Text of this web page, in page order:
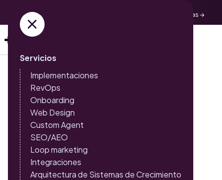
Adquiere ya tus entradas →
Servicios
Implementaciones
RevOps
Onboarding
Web Design
Custom Agent
SEO/AEO
Loop marketing
Integraciones
Arquitectura de Sistemas de Crecimiento
Lanza HubSpot con un
objetivo comercial claro y
alcanza resultados en
cuestión de semanas